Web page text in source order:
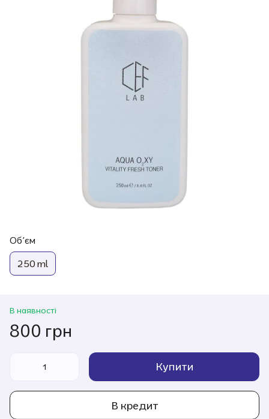
Обʼєм
250 ml
В наявності
800 грн
Купити
В кредит